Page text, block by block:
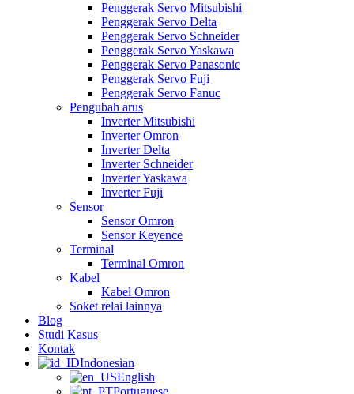
Penggerak Servo Mitsubishi
Penggerak Servo Delta
Penggerak Servo Schneider
Penggerak Servo Yaskawa
Penggerak Servo Panasonic
Penggerak Servo Fuji
Penggerak Servo Fanuc
Pengubah arus
Inverter Mitsubishi
Inverter Omron
Inverter Delta
Inverter Schneider
Inverter Yaskawa
Inverter Fuji
Sensor
Sensor Omron
Sensor Keyence
Terminal
Terminal Omron
Kabel
Kabel Omron
Soket relai lainnya
Blog
Studi Kasus
Kontak
Indonesian
English
Portuguese